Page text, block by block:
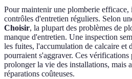
Pour maintenir une plomberie efficace,
contrôles d'entretien réguliers. Selon
Choisir, la plupart des problèmes de
manque d'entretien. Une inspection
les fuites, l'accumulation de calcaire et
pourraient s'aggraver. Ces vérifications
prolonger la vie des installations, mais
réparations coûteuses.